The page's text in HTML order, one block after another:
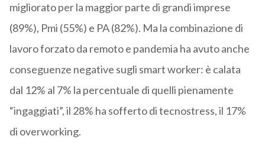
migliorato per la maggior parte di grandi imprese
(89%), Pmi (55%) e PA (82%). Ma la combinazione di
lavoro forzato da remoto e pandemia ha avuto anche
conseguenze negative sugli smart worker: è calata
dal 12% al 7% la percentuale di quelli pienamente
“ingaggiati”, il 28% ha sofferto di tecnostress, il 17%
di overworking.